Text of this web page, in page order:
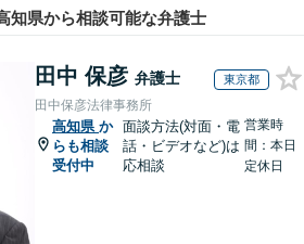
知県から相談可能な弁護士
田中 保彦 弁護士 東京都
田中保彦法律事務所
高知県 か
らも相談
受付中
面談方法(対面・電
話・ビデオなど)は
応相談
営業時
間：本日
定休日